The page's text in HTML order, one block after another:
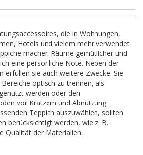
die in Wohnungen,
Hotels und vielem mehr verwendet
machen Räume gemütlicher und
eine persönliche Note. Neben der
erfüllen sie auch weitere Zwecke: Sie
optisch zu trennen, als
werden oder den
vor Kratzern und Abnutzung
Teppich auszuwählen, sollten
berücksichtigt werden, wie z. B.
Qualität der Materialien.